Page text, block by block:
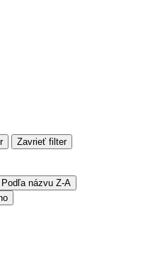
Zavrieť filter
Podľa názvu Z-A